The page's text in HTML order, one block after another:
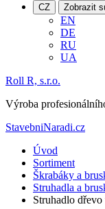
CZ Zobrazit
EN
DE
RU
UA
Roll R, s.r.o.
Výroba
StavebniNaradi.cz
Úvod
Sortiment
Škrabáky a
Struhadla a
Struhadlo